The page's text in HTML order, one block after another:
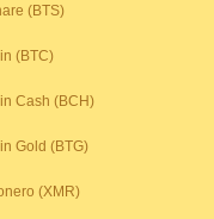
(BTS)
(BTC)
Cash (BCH)
Gold (BTG)
(XMR)